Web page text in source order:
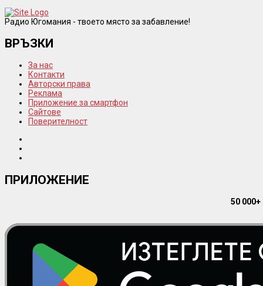
Радио Югомания - твоето място за забавление!
ВРЪЗКИ
За нас
Контакти
Авторски права
Реклама
Приложение за смартфон
Сайтове
Поверителност
ПРИЛОЖЕНИЕ
50